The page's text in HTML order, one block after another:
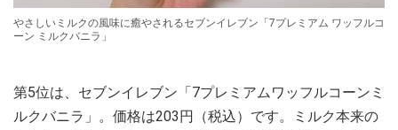
やさしいミルクの風味に癒やされるセブンイレブン「7プレミアム ワッフルコ
ーン ミルクバニラ」
第5位は、セブンイレブン「7プレミアムワッフルコーンミ
ルクバニラ」。価格は203円（税込）です。ミルク本来の